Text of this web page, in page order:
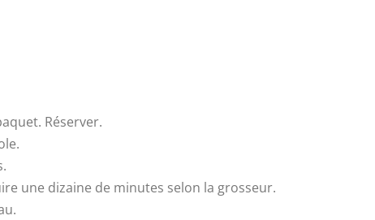
Réserver.
une dizaine de minutes selon la grosseur.